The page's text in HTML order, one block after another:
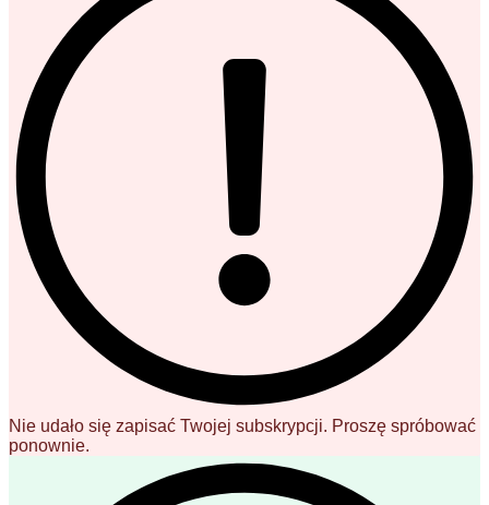
Nie udało się zapisać Twojej subskrypcji. Proszę spróbować
ponownie.